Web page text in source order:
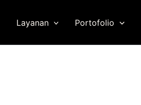
Layanan Portofolio